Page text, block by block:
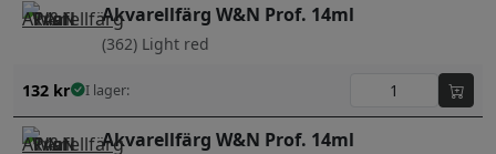
Akvarellfärg W&N Prof. 14ml
(362) Light red
132 kr I lager:
Akvarellfärg W&N Prof. 14ml